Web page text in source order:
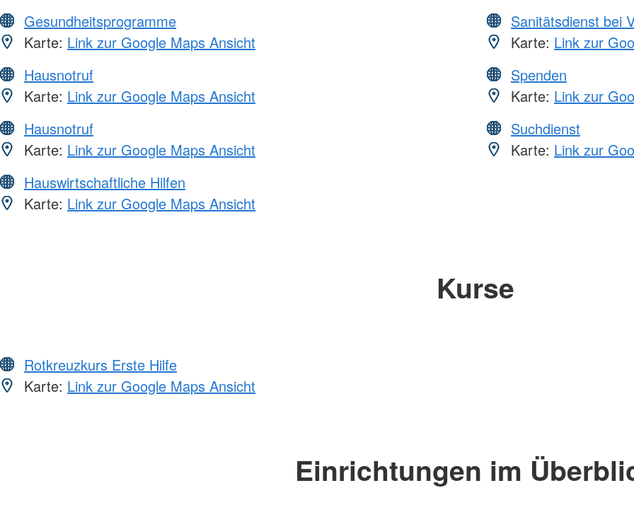
Gesundheitsprogramme
Karte: Link zur Google Maps Ansicht
Hausnotruf
Karte: Link zur Google Maps Ansicht
Hausnotruf
Karte: Link zur Google Maps Ansicht
Hauswirtschaftliche Hilfen
Karte: Link zur Google Maps Ansicht
Sanitätsdienst bei
Karte: Link zur
Spenden
Karte: Link zur
Suchdienst
Karte: Link zur
Kurse
Rotkreuzkurs Erste Hilfe
Karte: Link zur Google Maps Ansicht
Einrichtungen im